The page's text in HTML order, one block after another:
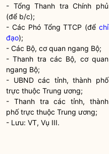
- Tổng Thanh tra Chính phủ
(để b/c);
- Các Phó Tổng TTCP (để chỉ
đạo);
- Các Bộ, cơ quan ngang Bộ;
- Thanh tra các Bộ, cơ quan
ngang Bộ;
- UBND các tỉnh, thành phố
trực thuộc Trung ương;
- Thanh tra các tỉnh, thành
phố trực thuộc Trung ương;
- Lưu: VT, Vụ III.